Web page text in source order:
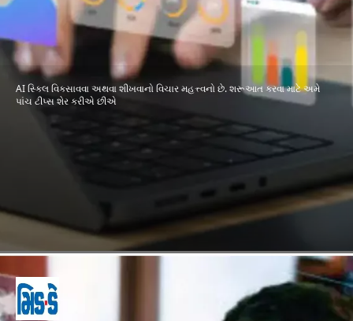
AI સ્કિલ વિકસાવવા અથવા શીખવાનો વિચાર મહત્ત્વનો છે. શરૂઆત કરવા માટે અમે
પાંચ ટીપ્સ શેર કરીએ છીએ